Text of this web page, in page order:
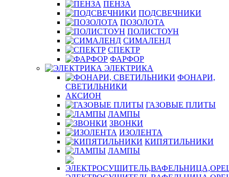
ПЕНЗА
ПОДСВЕЧНИКИ
ПОЗОЛОТА
ПОЛИСТОУН
СИМАЛЕНД
СПЕКТР
ФАРФОР
ЭЛЕКТРИКА
ФОНАРИ,
СВЕТИЛЬНИКИ
АКСИОН
ГАЗОВЫЕ ПЛИТЫ
ЛАМПЫ
ЗВОНКИ
ИЗОЛЕНТА
КИПЯТИЛЬНИКИ
ЛАМПЫ